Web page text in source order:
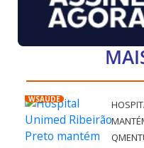
WSAÚDE